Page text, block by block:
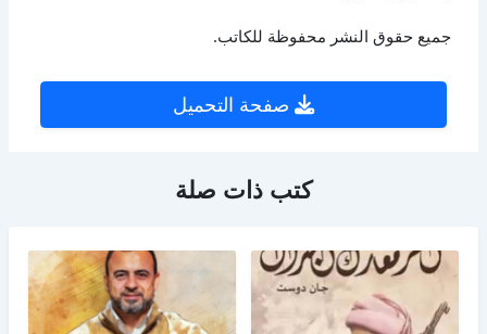
جميع حقوق النشر محفوظة للكاتب.
صفحة التحميل
كتب ذات صلة